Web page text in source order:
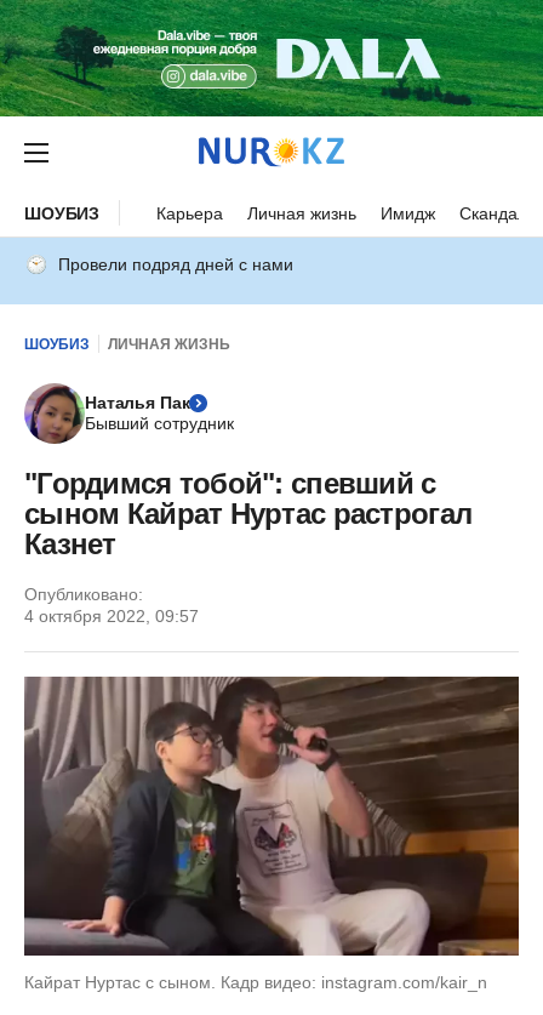
ШОУБИЗ Карьера Личная жизнь Имидж Скандалы
Провели подряд дней с нами
ШОУБИЗ ЛИЧНАЯ ЖИЗНЬ
Наталья Пак
Бывший сотрудник
"Гордимся тобой": спевший с
сыном Кайрат Нуртас растрогал
Казнет
Опубликовано:
4 октября 2022, 09:57
Кайрат Нуртас с сыном. Кадр видео: instagram.com/kair_n